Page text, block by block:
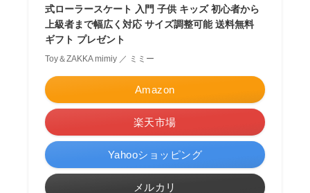
式ローラースケート 入門 子供 キッズ 初心者から
上級者まで幅広く対応 サイズ調整可能 送料無料
ギフト プレゼント
Toy＆ZAKKA mimiy ／ ミミー
Amazon
楽天市場
Yahooショッピング
メルカリ